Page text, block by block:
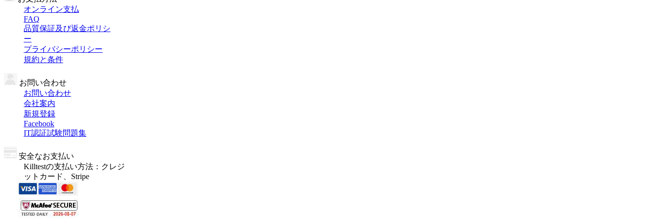
オンライン支払
FAQ
品質保証及び返金ポリシ
ー
プライバシーポリシー
規約と条件
お問い合わせ
お問い合わせ
会社案内
新規登録
Facebook
IT認証試験問題集
安全なお支払い
Killtestの支払い方法：クレジ
ットカード、Stripe